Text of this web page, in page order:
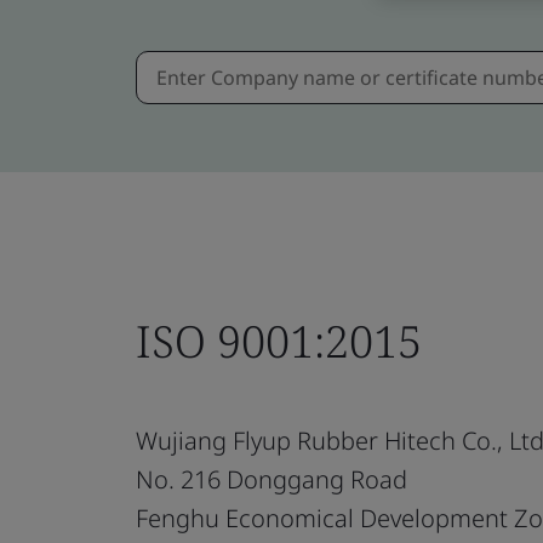
ISO 9001:2015
Wujiang Flyup Rubber Hitech Co.,
No. 216 Donggang Road
Fenghu Economical Development